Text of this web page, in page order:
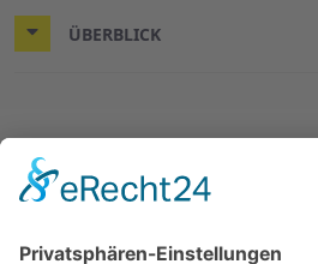
ÜBERBLICK
Impressum